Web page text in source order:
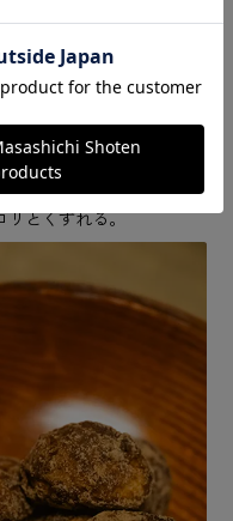
段取りよく提供できた
汁一つ作れなかったん
〟。黒糖を絡めた焼菓子
リとくずれる。